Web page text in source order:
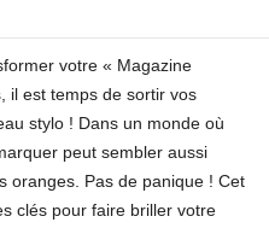
votre « Magazine
il est temps de sortir vos
stylo ! Dans un monde où
peut sembler aussi
oranges. Pas de panique ! Cet
clés pour faire briller votre